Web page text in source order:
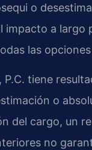
o
impacto a
las
P.C. tiene
o
del cargo, un
no